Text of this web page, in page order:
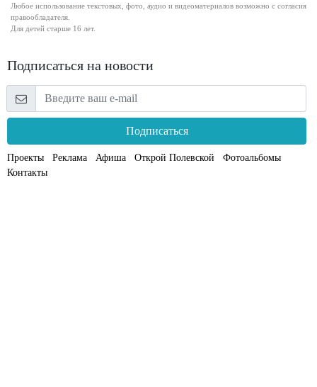
Любое использование текстовых, фото, аудио и видеоматериалов возможно с согласия
правообладателя.
Для детей старше 16 лет.
Подписаться на новости
Подписаться
Проекты Реклама Афиша Открой Полевской
Фотоальбомы
Контакты